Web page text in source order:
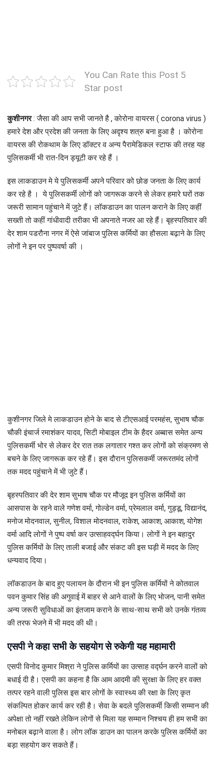
You Can Rate this Post 5
Star post
कुशीनगर:जैसा की आप सभी जानते है , कोरोना वायरस ( corona virus )
हमारे देश और प्रदेश की जनता के लिए अदृश्य शत्रु बना हुआ है । कोरोना
वायरस की रोकथाम के लिए डॉक्टर व अन्य पैरामेडिकल स्टाफ की तरह यह
पुलिसकर्मी भी रात-दिन ड्यूटी कर रहे हैं ।
इस लाकडाउन मे ये पुलिसकर्मी अपने परिवार को छोङ जनता के लिए कार्य
कर रहे है । ये पुलिसकर्मी लोगों को जागरूक करने से लेकर हमारे घरों तक
जरूरी सामान पहुंचाने में जुटे हैं। लॉकडाउन का पालन कराने के लिए कहीं
सख्ती तो कहीं गांधीवादी तरीका भी अपनाते नजर आ रहे हैं। बृहस्पतिवार की
देर शाम पडरौना नगर में ऐसे जांबाज पुलिस कर्मियों का हौसला बढ़ाने के लिए
लोगों ने इन पर पुष्पवर्षा की ।
कुशीनगर जिले मे लाकडाउन होने के बाद से टीएसआई परमहंस, सुभाष चौक
चौकी इंचार्ज रमाशंकर यादव, सिटी मोबाइल टीम के हैदर अब्बास समेत अन्य
पुलिसकर्मी भोर से लेकर देर रात तक लगातार गश्त कर लोगों को संक्रमण से
बचने के लिए जागरूक कर रहे हैं। इस दौरान पुलिसकर्मी जरूरतमंद लोगों
तक मदद पहुंचाने में भी जुटे हैं।
बृहस्पतिवार की देर शाम सुभाष चौक पर मौजूद इन पुलिस कर्मियों का
आसपास के रहने वाले गणेश वर्मा, गोल्डेन वर्मा, प्रेमलाल वर्मा, गुड्डू, विद्यानंद,
मनोज मोदनवाल, सुनील, विशाल मोदनवाल, राकेश, आकाश, आकाश, योगेश
वर्मा आदि लोगों ने पुष्प वर्षा कर उत्साहवर्द्घन किया। लोगों ने इन बहादुर
पुलिस कर्मियों के लिए ताली बजाई और संकट की इस घड़ी में मदद के लिए
धन्यवाद दिया।
लॉकडाउन के बाद हुए पलायन के दौरान भी इन पुलिस कर्मियों ने कोतवाल
पवन कुमार सिंह की अगुवाई में बाहर से आने वालों के लिए भोजन, पानी समेत
अन्य जरूरी सुविधाओं का इंतजाम कराने के साथ-साथ सभी को उनके गंतव्य
की तरफ भेजने में भी मदद की थी।
एसपी ने कहा सभी के सहयोग से रुकेगी यह महामारी
एसपी विनोद कुमार मिश्रा ने पुलिस कर्मियों का उत्साह वर्द्घन करने वालों को
बधाई दी है। एसपी का कहना है कि आम आदमी की सुरक्षा के लिए हर वक्त
तत्पर रहने वाली पुलिस इस बार लोगों के स्वास्थ्य की रक्षा के लिए कृत
संकल्पित होकर कार्य कर रही है। सेवा के बदले पुलिसकर्मी किसी सम्मान की
अपेक्षा तो नहीं रखते लेकिन लोगों से मिला यह सम्मान निश्चय ही हम सभी का
मनोबल बढ़ाने वाला है। लोग लॉक डाउन का पालन करके पुलिस कर्मियों का
बड़ा सहयोग कर सकते हैं।